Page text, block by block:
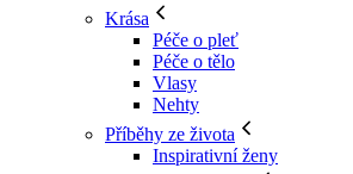
Krása
Péče o pleť
Péče o tělo
Vlasy
Nehty
Příběhy ze života
Inspirativní ženy